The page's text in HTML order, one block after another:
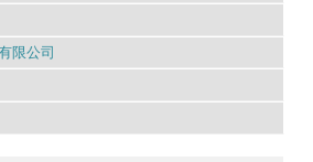
限公司